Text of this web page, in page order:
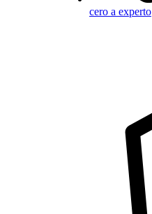
cero a experto